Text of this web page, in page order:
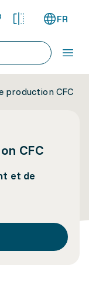
FR
production CFC
CFC
et de